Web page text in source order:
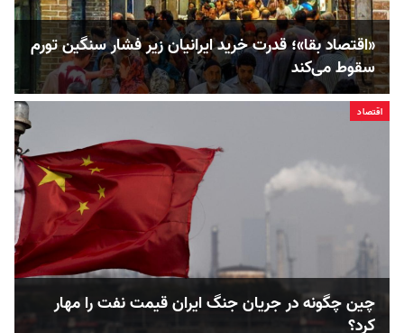
«اقتصاد بقا»؛ قدرت خرید ایرانیان زیر فشار سنگین تورم
سقوط می‌کند
اقتصاد
چین چگونه در جریان جنگ ایران قیمت نفت را مهار
کرد؟